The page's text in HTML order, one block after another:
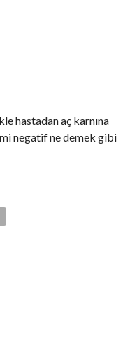
hastadan aç karnına
negatif ne demek gibi